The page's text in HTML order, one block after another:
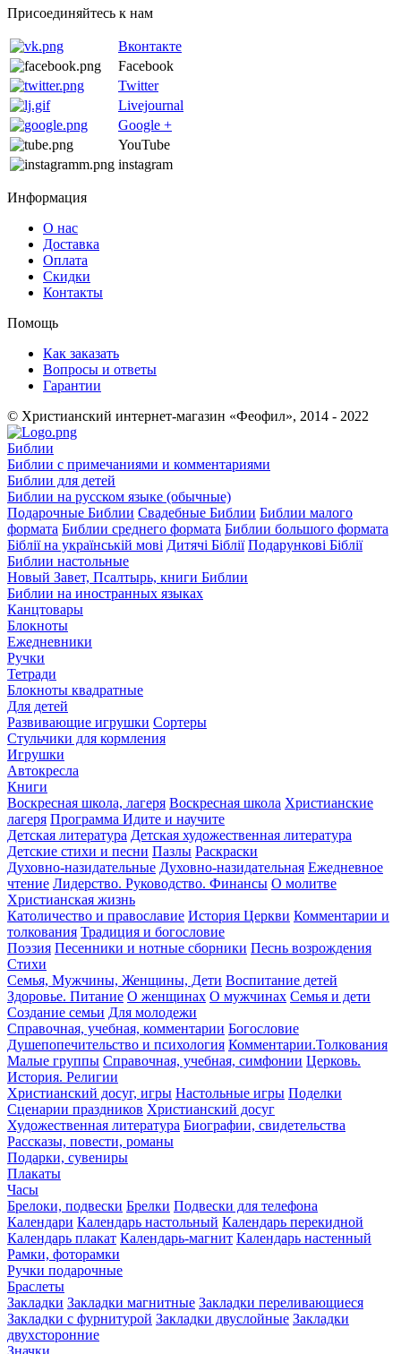
Присоединяйтесь к нам
Вконтакте
Facebook
Twitter
Livejournal
Google +
YouTube
instagram
Информация
О нас
Доставка
Оплата
Скидки
Контакты
Помощь
Как заказать
Вопросы и ответы
Гарантии
© Христианский интернет-магазин «Феофил», 2014 - 2022
Библии
Библии с примечаниями и комментариями
Библии для детей
Библии на русском языке (обычные)
Подарочные Библии Свадебные Библии Библии малого
формата Библии среднего формата Библии большого формата
Біблії на українській мові Дитячі Біблії Подарункові Біблії
Библии настольные
Новый Завет, Псалтырь, книги Библии
Библии на иностранных языках
Канцтовары
Блокноты
Ежедневники
Ручки
Тетради
Блокноты квадратные
Для детей
Развивающие игрушки Сортеры
Стульчики для кормления
Игрушки
Автокресла
Книги
Воскресная школа, лагеря Воскресная школа Христианские
лагеря Программа Идите и научите
Детская литература Детская художественная литература
Детские стихи и песни Пазлы Раскраски
Духовно-назидательные Духовно-назидательная Ежедневное
чтение Лидерство. Руководство. Финансы О молитве
Христианская жизнь
Католичество и православие История Церкви Комментарии и
толкования Традиция и богословие
Поэзия Песенники и нотные сборники Песнь возрождения
Стихи
Семья, Мужчины, Женщины, Дети Воспитание детей
Здоровье. Питание О женщинах О мужчинах Семья и дети
Создание семьи Для молодежи
Справочная, учебная, комментарии Богословие
Душепопечительство и психология Комментарии.Толкования
Малые группы Справочная, учебная, симфонии Церковь.
История. Религии
Христианский досуг, игры Настольные игры Поделки
Сценарии праздников Христианский досуг
Художественная литература Биографии, свидетельства
Рассказы, повести, романы
Подарки, сувениры
Плакаты
Часы
Брелоки, подвески Брелки Подвески для телефона
Календари Календарь настольный Календарь перекидной
Календарь плакат Календарь-магнит Календарь настенный
Рамки, фоторамки
Ручки подарочные
Браслеты
Закладки Закладки магнитные Закладки переливающиеся
Закладки с фурнитурой Закладки двуслойные Закладки
двухсторонние
Значки